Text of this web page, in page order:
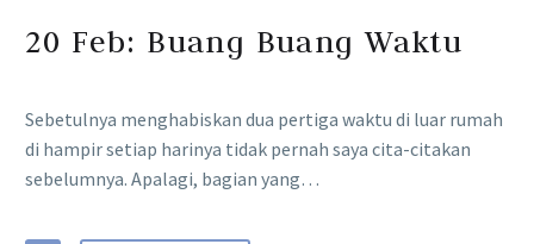
20 Feb: Buang Buang Waktu
Sebetulnya menghabiskan dua pertiga waktu di luar rumah
di hampir setiap harinya tidak pernah saya cita-citakan
sebelumnya. Apalagi, bagian yang…